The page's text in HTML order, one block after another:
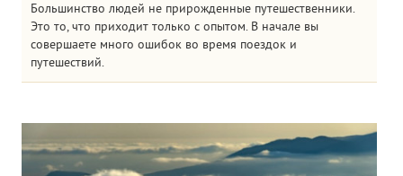
Большинство людей не прирожденные путешественники.
Это то, что приходит только с опытом. В начале вы
совершаете много ошибок во время поездок и
путешествий.